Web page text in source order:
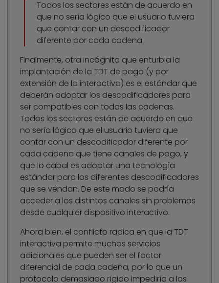
Todos los sectores están de acuerdo en
que no sería lógico que el usuario tuviera
que contar con un descodificador
diferente por cada cadena
Finalmente, otra incógnita que enturbia la
implantación de la TDT de pago (y por
extensión de la interactiva) es el estándar que
deberán adoptar los descodificadores para
ser compatibles con todas las cadenas.
Todos los sectores están de acuerdo en que
no sería lógico que el usuario tuviera que
contar con un descodificador diferente por
cada cadena que tiene canales de pago, y
que lo cabal es adoptar una tecnología
estándar para los diferentes descodificadores
que se vendan. De este modo se podría
acceder a los distintos canales sin problemas
desde cualquier dispositivo interactivo.
Ahora bien, el conflicto radica en que la TDT
interactiva permite muchos servicios
adicionales que pueden ser el factor
diferencial de cada cadena, por lo que un
protocolo demasiado rígido impediría a los